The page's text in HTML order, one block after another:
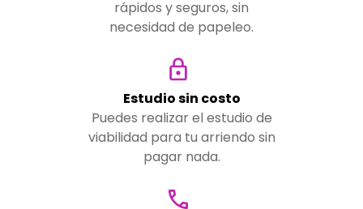
rápidos y seguros, sin
necesidad de papeleo.
Estudio sin costo
Puedes realizar el estudio de
viabilidad para tu arriendo sin
pagar nada.